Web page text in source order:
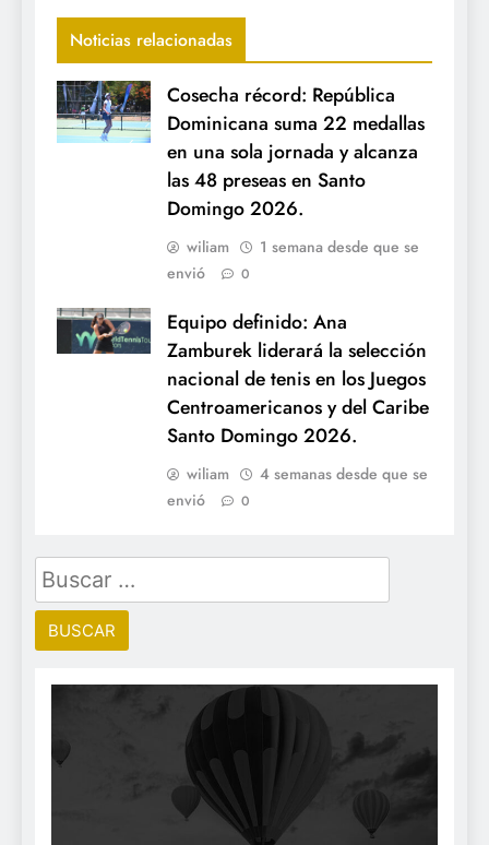
Noticias relacionadas
Cosecha récord: República
Dominicana suma 22 medallas
en una sola jornada y alcanza
las 48 preseas en Santo
Domingo 2026.
wiliam
1 semana desde que se
envió
0
Equipo definido: Ana
Zamburek liderará la selección
nacional de tenis en los Juegos
Centroamericanos y del Caribe
Santo Domingo 2026.
wiliam
4 semanas desde que se
envió
0
Buscar: